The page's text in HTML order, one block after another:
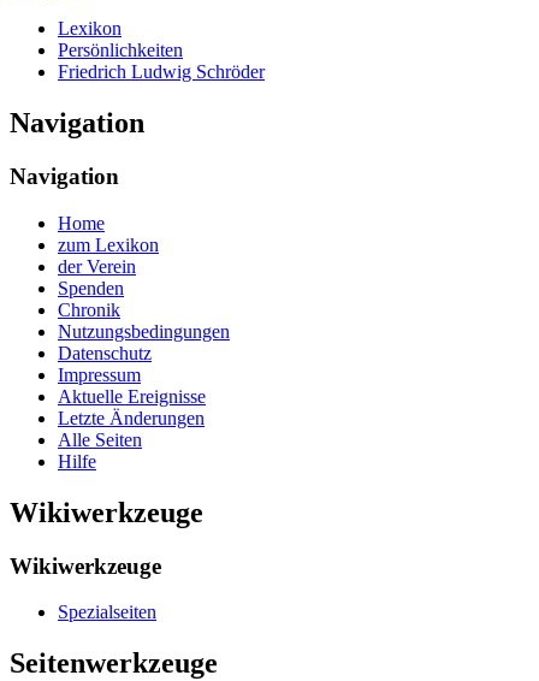
Lexikon
Persönlichkeiten
Friedrich Ludwig Schröder
Navigation
Navigation
Home
zum Lexikon
der Verein
Spenden
Chronik
Nutzungsbedingungen
Datenschutz
Impressum
Aktuelle Ereignisse
Letzte Änderungen
Alle Seiten
Hilfe
Wikiwerkzeuge
Wikiwerkzeuge
Spezialseiten
Seitenwerkzeuge